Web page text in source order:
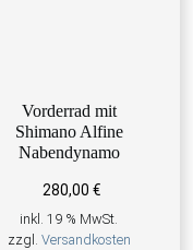
Vorderrad mit
Shimano Alfine
Nabendynamo
280,00 €
inkl. 19 % MwSt.
zzgl. Versandkosten